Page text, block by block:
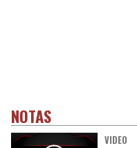
NOTAS
VIDEO